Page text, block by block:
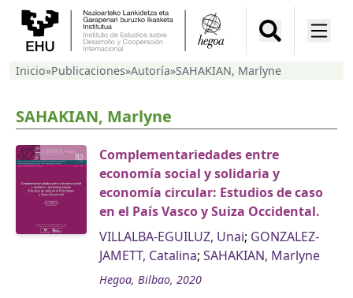
Inicio»Publicaciones»Autoría»SAHAKIAN, Marlyne
SAHAKIAN, Marlyne
Complementariedades entre
economía social y solidaria y
economía circular: Estudios de caso
en el País Vasco y Suiza Occidental.
VILLALBA-EGUILUZ, Unai; GONZALEZ-
JAMETT, Catalina; SAHAKIAN, Marlyne
Hegoa, Bilbao, 2020